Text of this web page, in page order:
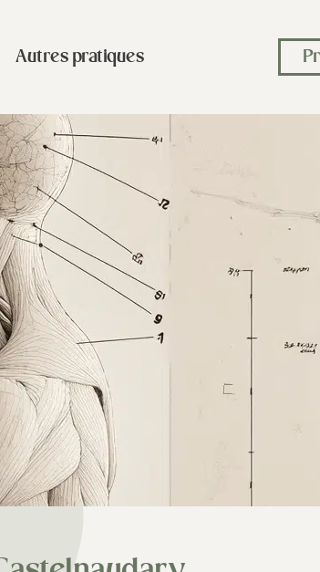
Autres pratiques